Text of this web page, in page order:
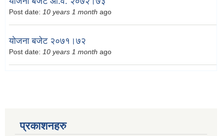
Post date: 10 years 1 month ago
योजना बजेट २०७१।७२
Post date: 10 years 1 month ago
प्रकाशनहरु